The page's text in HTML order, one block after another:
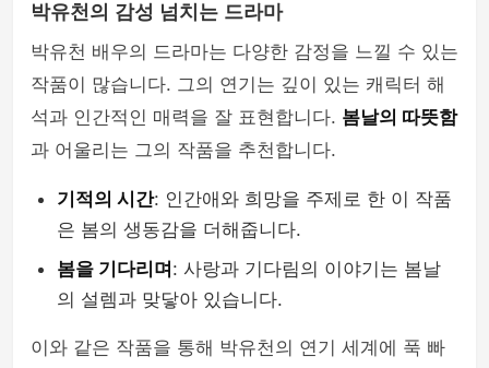
박유천의 감성 넘치는 드라마
박유천 배우의 드라마는 다양한 감정을 느낄 수 있는
작품이 많습니다. 그의 연기는 깊이 있는 캐릭터 해
석과 인간적인 매력을 잘 표현합니다. 봄날의 따뜻함
과 어울리는 그의 작품을 추천합니다.
기적의 시간: 인간애와 희망을 주제로 한 이 작품
은 봄의 생동감을 더해줍니다.
봄을 기다리며 : 사랑과 기다림의 이야기는 봄날
의 설렘과 맞닿아 있습니다.
이와 같은 작품을 통해 박유천의 연기 세계에 푹 빠